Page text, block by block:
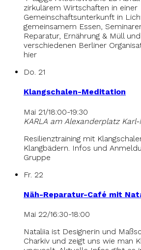
zirkulärem Wirtschaften in einer
Gemeinschaftsunterkunft in
gemeinsamem Essen,
Reparatur, Ernährung & Müll
verschiedenen Berliner
hier
Do. 21
Klangschalen-Meditation
Mai 21/18:00-19:30
KARLA am Alexanderplatz Karl-
Resilienztraining mit
Klangbädern. Infos und
Gruppe
Fr. 22
Näh-Reparatur-Café mit
Mai 22/16:30-18:00
Nataliia ist Designerin und
Charkiv und zeigt uns wie man